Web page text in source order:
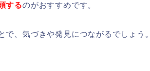
するのがおすすめです。
で、気づきや発見につながるでしょう。